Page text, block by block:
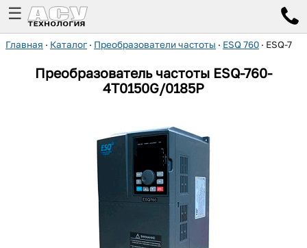
☰
Главная · Каталог · Преобразователи частоты · ESQ 760 · ESQ-
Преобразователь частоты ESQ-760-
4T0150G/0185P